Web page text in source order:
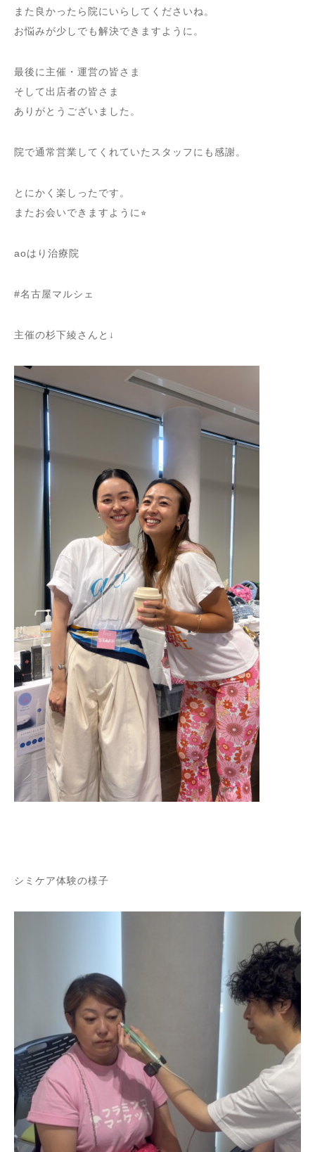
また良かったら院にいらしてくださいね。
お悩みが少しでも解決できますように。
最後に主催・運営の皆さま
そして出店者の皆さま
ありがとうございました。
院で通常営業してくれていたスタッフにも感謝。
とにかく楽しったです。
またお会いできますように⭐︎
aoはり治療院
#名古屋マルシェ
主催の杉下綾さんと↓
シミケア体験の様子